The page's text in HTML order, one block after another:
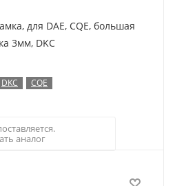
для DAE, CQE, большая
3мм, DKC
DKC CQE
аналог